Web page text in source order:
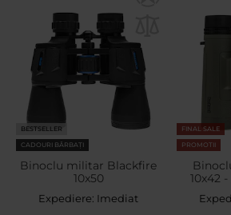
BESTSELLER
CADOURI BĂRBAȚI
Binoclu militar Blackfire
10x50
Expediere: Imediat
FINAL SALE
PROMOTII
10x42